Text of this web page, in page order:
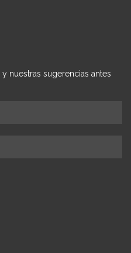
nuestras sugerencias antes